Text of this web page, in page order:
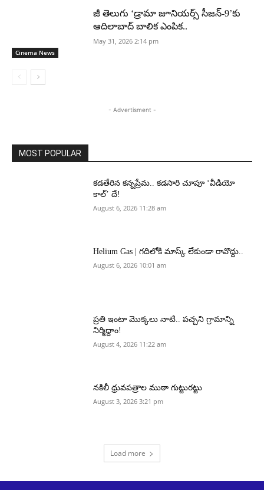
Cinema News
జీ తెలుగు ‘డ్రామా జూనియర్స్ సీజన్-9’కు
ఆదిలాబాద్ బాలిక ఎంపిక..
May 31, 2026 2:14 pm
- Advertisment -
MOST POPULAR
కడతేరిన కన్నప్రేమ.. కడసారి చూపూ ‘వీడియో
కాల్’ దే!
August 6, 2026 11:28 am
Helium Gas | గదిలోకి మాస్క్ లేకుండా రావొద్దు..
August 6, 2026 10:01 am
ప్రతి ఇంటా మొక్కలు నాటి.. పచ్చని గ్రామాన్ని
నిర్మిద్దాం!
August 4, 2026 11:22 am
నకిలీ ధ్రువపత్రాల ముఠా గుట్టురట్టు
August 3, 2026 3:21 pm
Load more